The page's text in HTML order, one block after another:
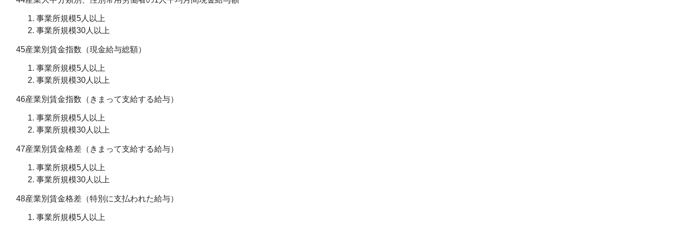
事業所規模5人以上
事業所規模30人以上
45産業別賃金指数（現金給与総額）
事業所規模5人以上
事業所規模30人以上
46産業別賃金指数（きまって支給する給与）
事業所規模5人以上
事業所規模30人以上
47産業別賃金格差（きまって支給する給与）
事業所規模5人以上
事業所規模30人以上
48産業別賃金格差（特別に支払われた給与）
事業所規模5人以上